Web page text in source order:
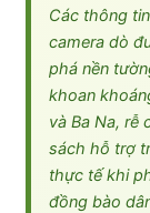
Các thông
camera dò
phá nền
khoan
và Ba Na, rễ
sách hỗ trợ
thực tế khi
đồng bào